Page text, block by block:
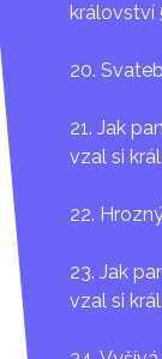
království
20.
21. Jak
vzal si
22.
23. Jak
vzal si